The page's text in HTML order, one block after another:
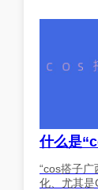
什么是
“cos搭子
化、尤其是